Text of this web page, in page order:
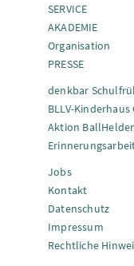
SERVICE
AKADEMIE
Organisation
PRESSE
denkbar
BLLV-Kinderhaus
Aktion
Jobs
Kontakt
Datenschutz
Impressum
Rechtliche